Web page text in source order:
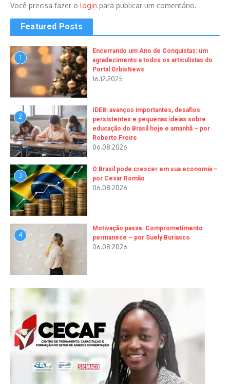
Você precisa fazer o login para publicar um comentário.
Featured Posts
1
Encerrando um Ano de Conquistas: um
agradecimento a todos os articulistas do
Portal OrbisNews
16.12.2025
2
IDEB: avanços importantes, desafios
persistentes e pequenas ideias sobre
educação do Brasil hoje e amanhã – por
Roberto Freire
06.08.2026
3
O Brasil pode crescer em sua economia –
por Cesar Romão
06.08.2026
4
Motivação passa. Comprometimento
permanece – por Suely Buriasco
06.08.2026